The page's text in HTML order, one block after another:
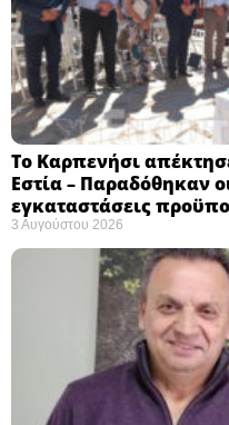
Το Καρπενήσι
Εστία – Παραδόθηκαν
εγκαταστάσεις
3 Αυγούστου 2026